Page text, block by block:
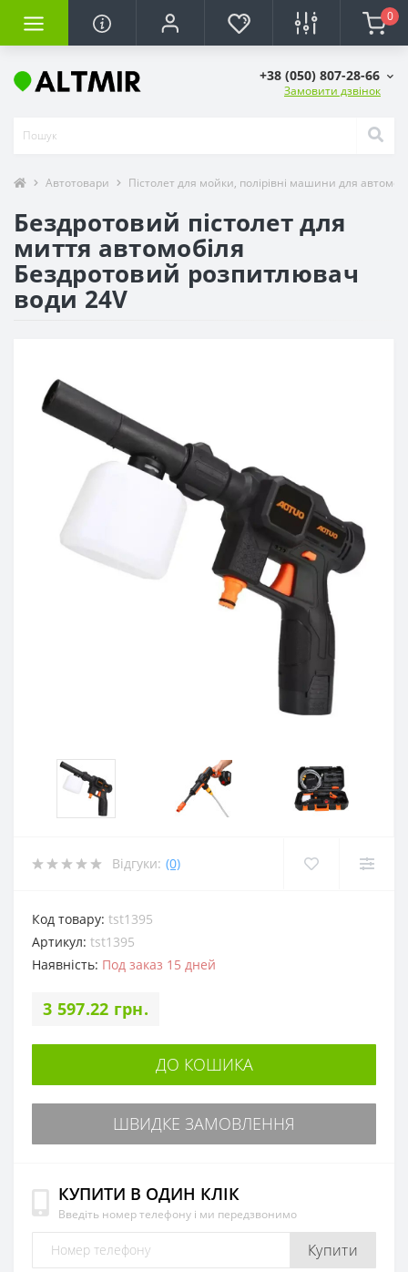
0
+38 (050) 807-28-66
Замовити дзвінок
Автотовари Пістолет для мойки, полірівні машини для
Бездротовий пістолет для
миття автомобіля
Бездротовий розпитлювач
води 24V
Відгуки: (0)
Код товару: tst1395
Артикул: tst1395
Наявність: Под заказ 15 дней
3 597.22 грн.
ДО КОШИКА
ШВИДКЕ ЗАМОВЛЕННЯ
КУПИТИ В ОДИН КЛІК
Введіть номер телефону і ми передзвонимо
Купити